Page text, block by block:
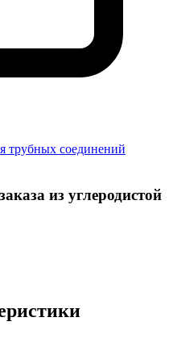
из углеродистой